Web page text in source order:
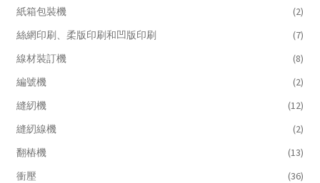
紙箱包裝機
(2)
絲網印刷、柔版印刷和凹版印刷
(7)
線材裝訂機
(8)
編號機
(2)
縫紉機
(12)
縫紉線機
(2)
翻樁機
(13)
衝壓
(36)